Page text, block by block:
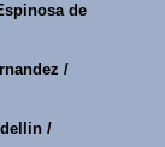
de
/
/